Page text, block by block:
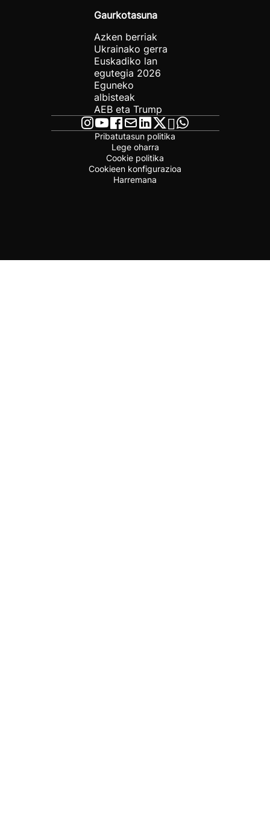
Gaurkotasuna
Azken berriak
Ukrainako gerra
Euskadiko lan
egutegia 2026
Eguneko
albisteak
AEB eta Trump
Pribatutasun politika
Lege oharra
Cookie politika
Cookieen konfigurazioa
Harremana